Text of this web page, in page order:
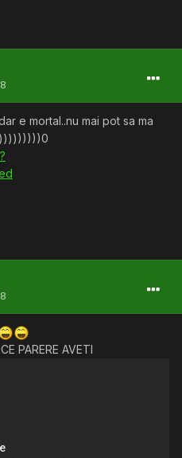
e mortal..nu mai pot sa ma
PARERE AVETI